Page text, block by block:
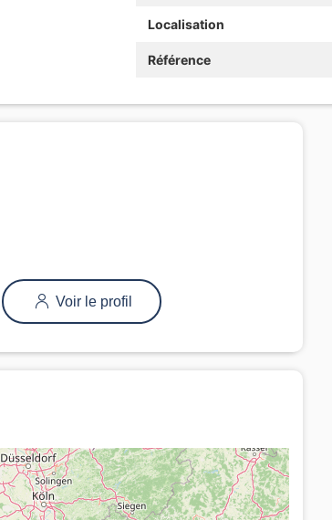
Localisation
Référence
Voir le profil